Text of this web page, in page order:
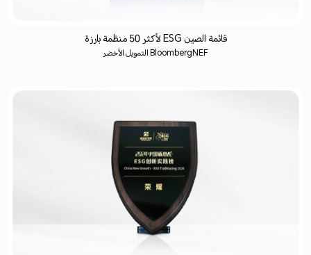
قائمة الصين ESG لأكثر 50 منظمة بارزة
BloombergNEF التمويل الأخضر